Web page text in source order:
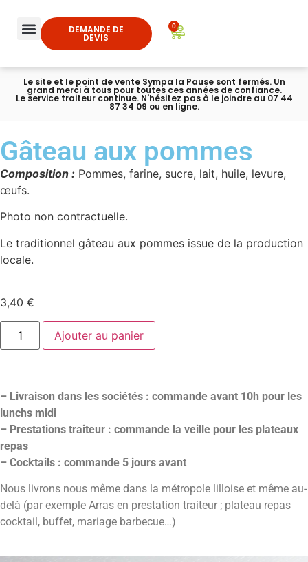
DEMANDE DE
DEVIS
0
Le site et le point de vente Sympa la Pause sont fermés. Un
grand merci à tous pour toutes ces années de confiance.
Le service traiteur continue. N'hésitez pas à le joindre au 07 44
87 34 09 ou en ligne.
Gâteau aux pommes
Composition : Pommes, farine, sucre, lait, huile, levure,
œufs.
Photo non contractuelle.
Le traditionnel gâteau aux pommes issue de la production
locale.
3,40 €
Ajouter au panier
– Livraison dans les sociétés : commande avant 10h pour les
lunchs midi
– Prestations traiteur : commande la veille pour les plateaux
repas
– Cocktails : commande 5 jours avant
Nous livrons nous même dans la métropole lilloise et même au-
delà (par exemple Arras en prestation traiteur ; plateau repas
cocktail, buffet, mariage barbecue…)